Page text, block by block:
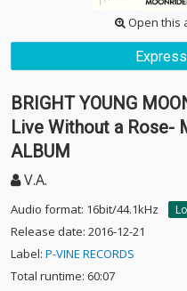
Open this
BRIGHT YOUNG
Live Without a Rose-
ALBUM
V.A.
Audio format: 16bit/44.1kHz
Release date: 2016-12-21
Label: P-VINE RECORDS
Total runtime: 60:07